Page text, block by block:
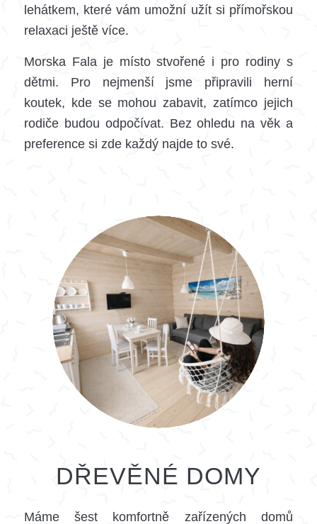
lehátkem, které vám umožní užít si přímořskou
relaxaci ještě více.
Morska Fala je místo stvořené i pro rodiny s
dětmi. Pro nejmenší jsme připravili herní
koutek, kde se mohou zabavit, zatímco jejich
rodiče budou odpočívat. Bez ohledu na věk a
preference si zde každý najde to své.
DŘEVĚNÉ DOMY
Máme šest komfortně zařízených domů